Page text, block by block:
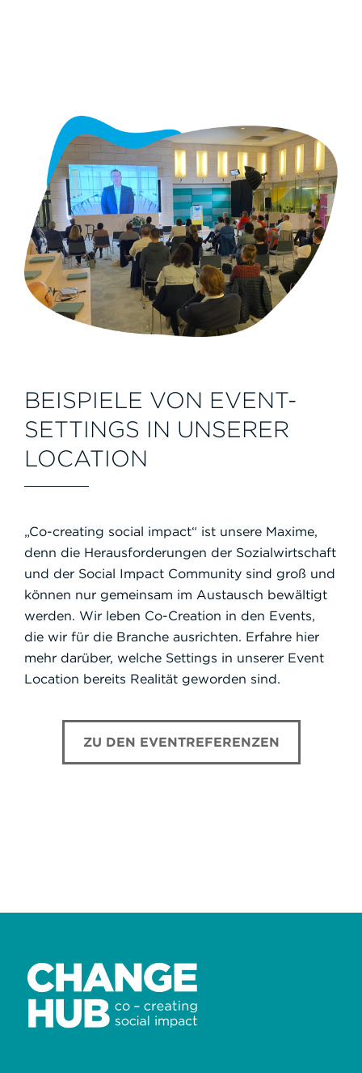
BEISPIELE VON EVENT-
SETTINGS IN UNSERER
LOCATION
„Co-creating social impact“ ist unsere Maxime,
denn die Herausforderungen der Sozialwirtschaft
und der Social Impact Community sind groß und
können nur gemeinsam im Austausch bewältigt
werden. Wir leben Co-Creation in den Events,
die wir für die Branche ausrichten. Erfahre hier
mehr darüber, welche Settings in unserer Event
Location bereits Realität geworden sind.
ZU DEN EVENTREFERENZEN